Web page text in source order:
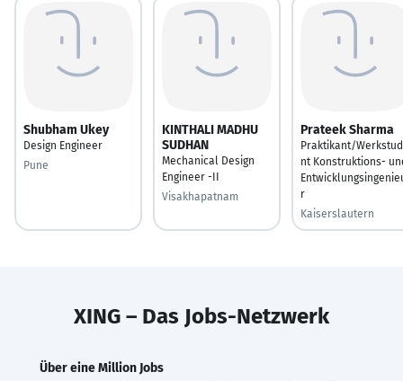
Shubham Ukey
Design Engineer
Pune
KINTHALI MADHU
SUDHAN
Mechanical Design
Engineer -II
Visakhapatnam
Prateek Sharma
Praktikant/
nt Konstruktions-
r
Kaiserslautern
XING – Das Jobs-Netzwerk
Über eine Million Jobs